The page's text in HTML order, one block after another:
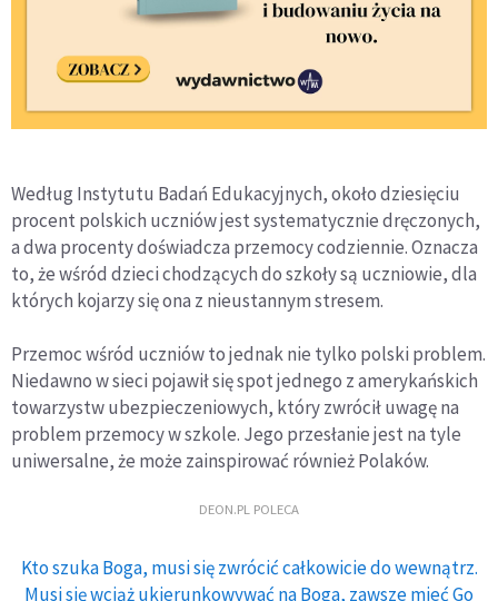
Według Instytutu Badań Edukacyjnych, około dziesięciu
procent polskich uczniów jest systematycznie dręczonych,
a dwa procenty doświadcza przemocy codziennie. Oznacza
to, że wśród dzieci chodzących do szkoły są uczniowie, dla
których kojarzy się ona z nieustannym stresem.
Przemoc wśród uczniów to jednak nie tylko polski problem.
Niedawno w sieci pojawił się spot jednego z amerykańskich
towarzystw ubezpieczeniowych, który zwrócił uwagę na
problem przemocy w szkole. Jego przesłanie jest na tyle
uniwersalne, że może zainspirować również Polaków.
DEON.PL POLECA
Kto szuka Boga, musi się zwrócić całkowicie do wewnątrz.
Musi się wciąż ukierunkowywać na Boga, zawsze mieć Go